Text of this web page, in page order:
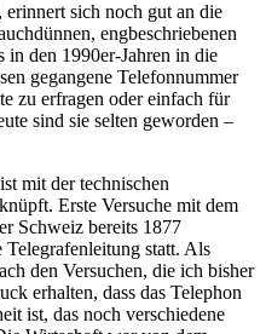
sich noch gut an die
engbeschriebenen
in den 1990er-Jahren in die
gegangene Telefonnummer
zu erfragen oder einfach für
sind sie selten geworden –
mit der technischen
Erste Versuche mit dem
Schweiz bereits 1877
statt. Als
den Versuchen, die ich bisher
erhalten, dass das Telephon
ist, das noch verschiedene